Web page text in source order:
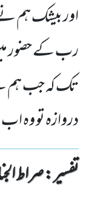
اور بیشک ہم
رب کے حضور
تک کہ جب ہم
دروازہ تو وہ
تفسیر : ‎صراط الجنان